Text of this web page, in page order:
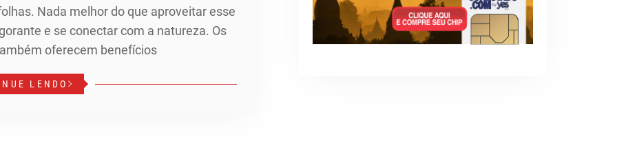
Nada melhor do que aproveitar esse
e se conectar com a natureza. Os
oferecem benefícios
LENDO